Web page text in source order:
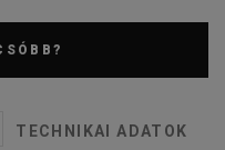
TECHNIKAI ADATOK